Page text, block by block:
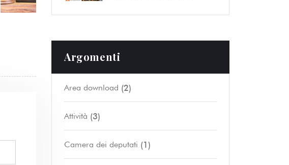
Argomenti
Area download (2)
Attività (3)
Camera dei deputati (1)